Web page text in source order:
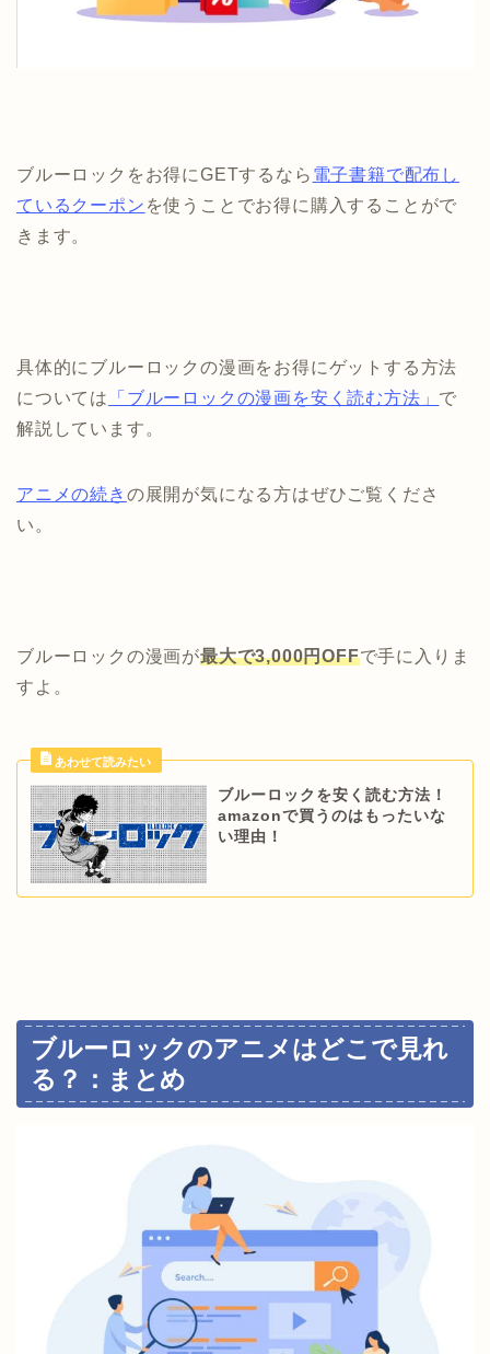
ブルーロックをお得にGETするなら 電子書籍で配布し
ているクーポン を使うことでお得に購入することがで
きます。
具体的にブルーロックの漫画をお得にゲットする方法
については
「ブルーロックの漫画を安く読む方法」 で
解説しています。
アニメの続き の展開が気になる方はぜひご覧くださ
い。
ブルーロックの漫画が最大で3,000円OFFで手に入りま
すよ。
ブルーロックを安く読む方法！
amazonで買うのはもったいな
い理由！
ブルーロックのアニメはどこで見れ
る？：まとめ